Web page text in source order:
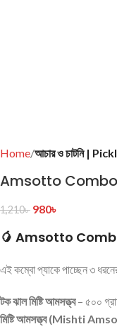
Home আচার ও চাটনি |
Amsotto Combo
1,210৳ 980৳
🥭 Amsotto Combo
এই কম্বো প্যাকে পাচ্ছেন ৩
টক ঝাল মিষ্টি আমসত্ত্ব– ৫০০
মিষ্টি আমসত্ত্ব (Mishti